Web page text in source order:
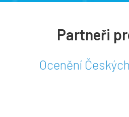
Partneři
Ocenění